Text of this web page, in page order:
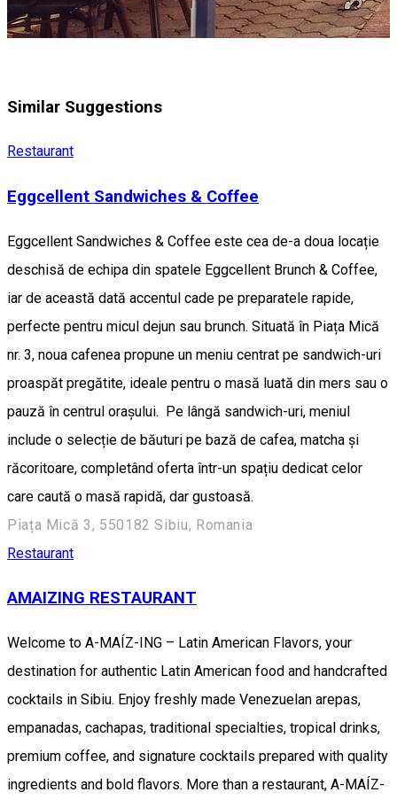
Similar Suggestions
Restaurant
Eggcellent Sandwiches & Coffee
Eggcellent Sandwiches & Coffee este cea de-a doua locație
deschisă de echipa din spatele Eggcellent Brunch & Coffee,
iar de această dată accentul cade pe preparatele rapide,
perfecte pentru micul dejun sau brunch. Situată în Piața Mică
nr. 3, noua cafenea propune un meniu centrat pe sandwich-uri
proaspăt pregătite, ideale pentru o masă luată din mers sau o
pauză în centrul orașului. Pe lângă sandwich-uri, meniul
include o selecție de băuturi pe bază de cafea, matcha și
răcoritoare, completând oferta într-un spațiu dedicat celor
care caută o masă rapidă, dar gustoasă.
Piața Mică 3, 550182 Sibiu, Romania
Restaurant
AMAIZING RESTAURANT
Welcome to A-MAÍZ-ING – Latin American Flavors, your
destination for authentic Latin American food and handcrafted
cocktails in Sibiu. Enjoy freshly made Venezuelan arepas,
empanadas, cachapas, traditional specialties, tropical drinks,
premium coffee, and signature cocktails prepared with quality
ingredients and bold flavors. More than a restaurant, A-MAÍZ-